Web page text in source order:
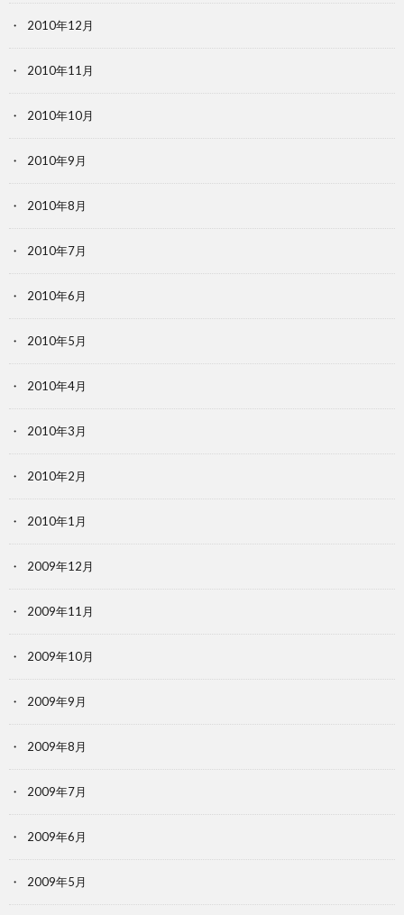
2010年12月
2010年11月
2010年10月
2010年9月
2010年8月
2010年7月
2010年6月
2010年5月
2010年4月
2010年3月
2010年2月
2010年1月
2009年12月
2009年11月
2009年10月
2009年9月
2009年8月
2009年7月
2009年6月
2009年5月